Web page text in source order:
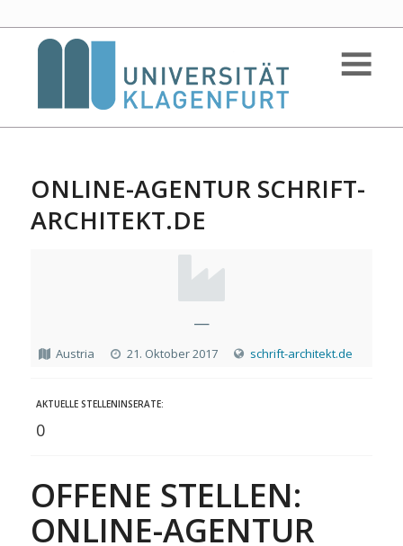
ONLINE-AGENTUR SCHRIFT-
ARCHITEKT.DE
—
Austria 21. Oktober 2017 schrift-architekt.de
AKTUELLE STELLENINSERATE:
0
OFFENE STELLEN:
ONLINE-AGENTUR